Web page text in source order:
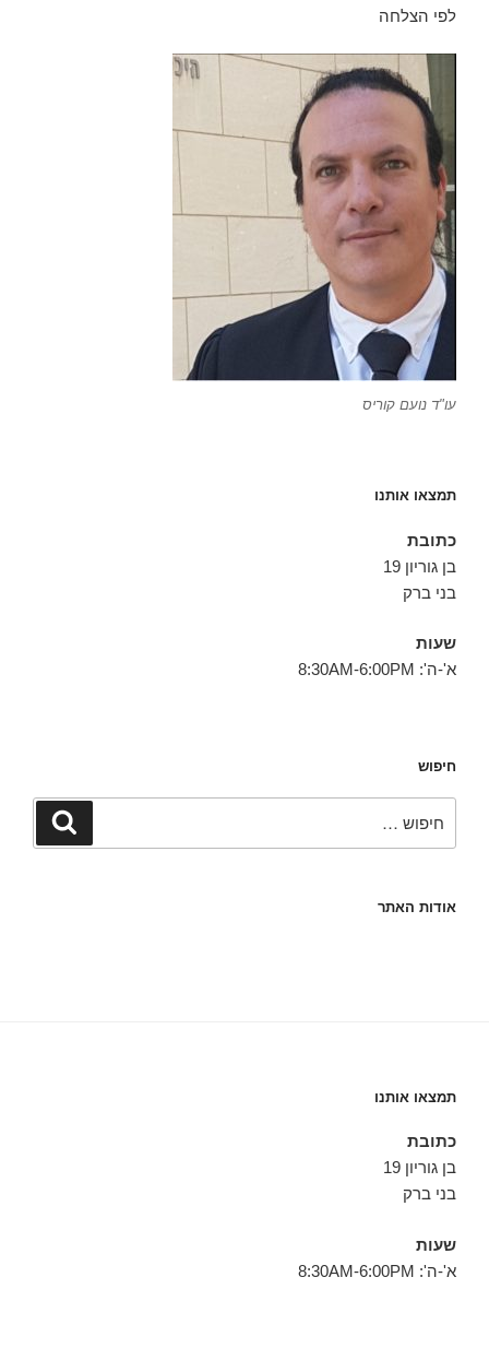
לפי הצלחה
עו"ד נועם קוריס
תמצאו אותנו
כתובת
בן גוריון 19
בני ברק
שעות
א'-ה': 8:30AM-6:00PM
חיפוש
חיפוש
אודות האתר
תמצאו אותנו
כתובת
בן גוריון 19
בני ברק
שעות
א'-ה': 8:30AM-6:00PM